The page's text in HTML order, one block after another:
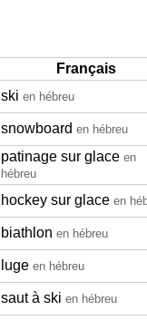
Français
ski en hébreu
snowboard en hébreu
patinage sur glace en
hébreu
hockey sur glace en
biathlon en hébreu
luge en hébreu
saut à ski en hébreu